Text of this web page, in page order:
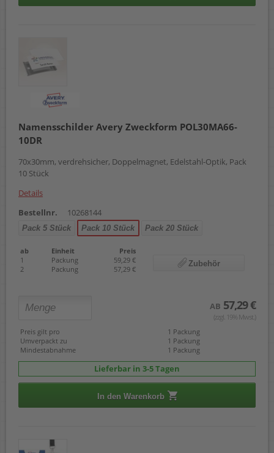
Namensschilder Avery Zweckform POL30MA66-
10DR
70x30mm, verdrehsicher, Doppelmagnet, Edelstahl-Optik, Pack
10 Stück
Details
Bestellnr.
10268144
Pack 5 Stück Pack 10 Stück Pack 20 Stück
ab Einheit
Preis
1
Packung
59,29 €
2
Packung 57,29 €
Zubehör
AB 57,29 €
(zzgl. 19% Mwst.)
Preis gilt pro
1 Packung
Umverpackt zu
1 Packung
Mindestabnahme
1 Packung
Lieferbar in 3-5 Tagen
In den Warenkorb